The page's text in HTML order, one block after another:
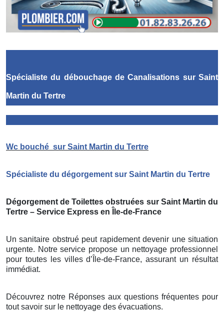
Spécialiste du débouchage de Canalisations sur Saint
Martin du Tertre
Wc bouché sur Saint Martin du Tertre
Spécialiste du dégorgement sur Saint Martin du Tertre
Dégorgement de Toilettes obstruées sur Saint Martin du
Tertre – Service Express en Île-de-France
Un sanitaire obstrué peut rapidement devenir une situation
urgente. Notre service propose un nettoyage professionnel
pour toutes les villes d’Île-de-France, assurant un résultat
immédiat.
Découvrez notre Réponses aux questions fréquentes pour
tout savoir sur le nettoyage des évacuations.